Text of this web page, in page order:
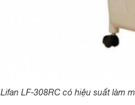
Lifan LF-308RC có hiệu suất làm